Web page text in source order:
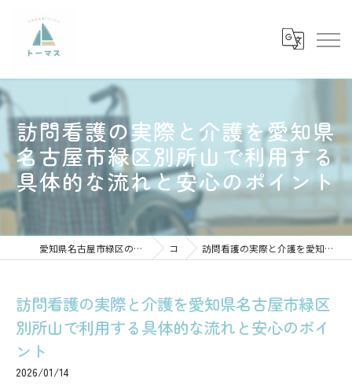
訪問看護の実際と介護を愛知県
名古屋市緑区別所山で利用する
具体的な流れと安心のポイント
愛知県名古屋市緑区の訪問看護の求人なら訪問看護ステーショントーマス コラム 訪問看護の実際と介護を愛知県名古屋市緑区別所山で利用する具体的な流れと安心のポイント
訪問看護の実際と介護を愛知県名古屋市緑区
別所山で利用する具体的な流れと安心のポイ
ント
2026/01/14